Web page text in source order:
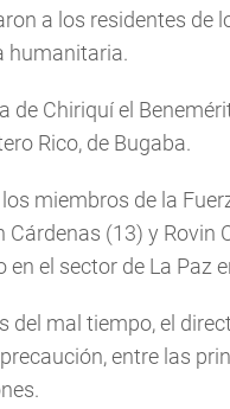
a los residentes de
humanitaria.
de Chiriquí el
Rico, de Bugaba.
miembros de la
Cárdenas (13) y
en el sector de La Paz
del mal tiempo, el
entre las